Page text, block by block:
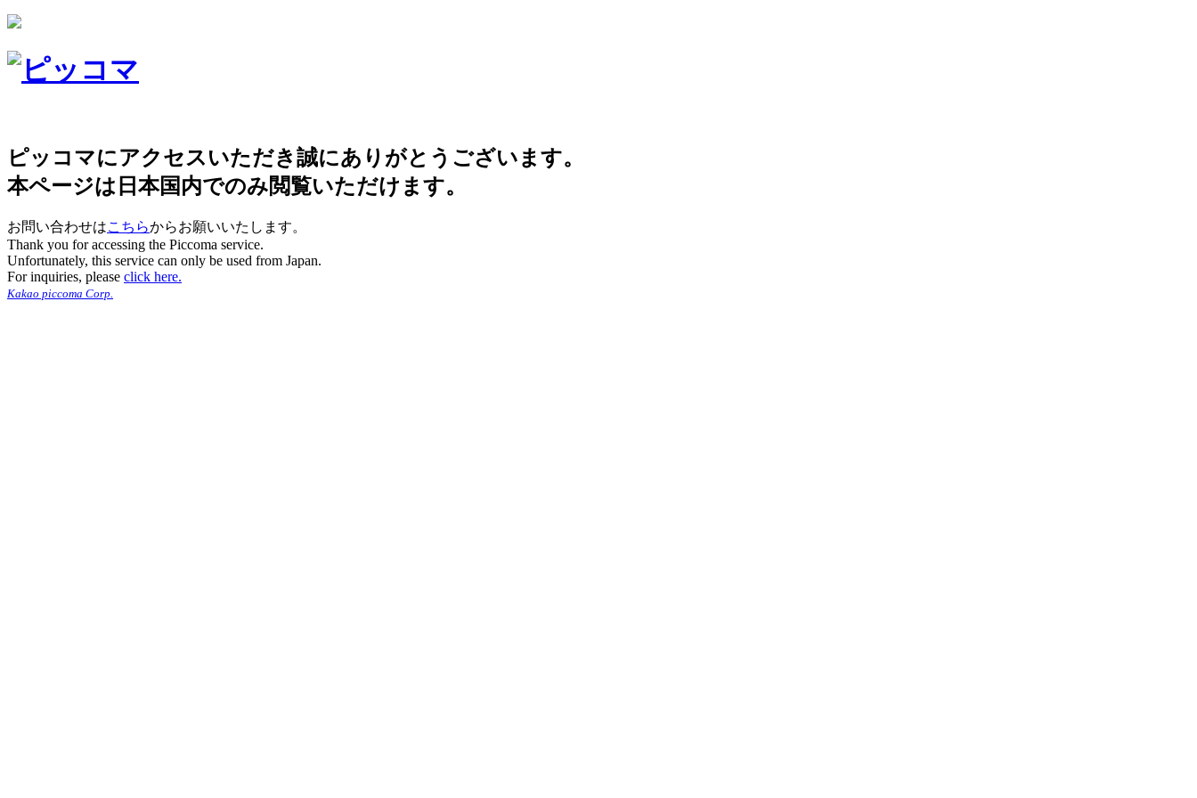
ピッコマにアクセスいただき誠にありがとうございます。
本ページは日本国内でのみ閲覧いただけます。
お問い合わせはこちらからお願いいたします。
Thank you for accessing the Piccoma service.
Unfortunately, this service can only be used from Japan.
For inquiries, please click here.
Kakao piccoma Corp.